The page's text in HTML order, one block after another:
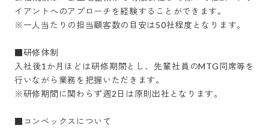
イアントへのアプローチを経験することができます。
※一人当たりの担当顧客数の目安は50社程度となります。
■研修体制
入社後1か月ほどは研修期間とし、先輩社員のMTG同席等を
行いながら業務を把握いただきます。
※研修期間に関わらず週2日は原則出社となります。
■コンベックスについて